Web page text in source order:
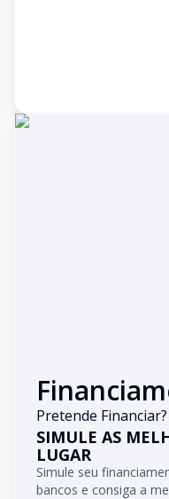
Pretende Financiar?
SIMULE AS
LUGAR
Simule seu
bancos e consiga a